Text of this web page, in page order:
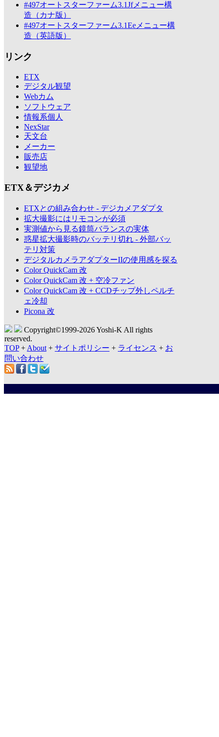
#497オートスターファーム3.1Jfメニュー構
造（カナ版）
#497オートスターファーム3.1Eeメニュー構
造（英語版）
リンク
ETX
デジタル観望
Webカム
ソフトウェア
情報系個人
NexStar
天文台
メーカー
販売店
観望地
ETX＆デジカメ
ETXとの組み合わせ - デジカメアダプタ
拡大撮影にはリモコンが必須
実測値から見る鏡筒バランスの実体
惑星拡大撮影時のバッテリ切れ - 外部バッ
テリ対策
デジタルカメラアダプターIIの使用感を探る
Color QuickCam 改
Color QuickCam 改 + 空冷ファン
Color QuickCam 改 + CCDチップ外しペルチ
ェ冷却
Picona 改
Copyright©1999-2026 Yoshi-K All rights
reserved.
TOP+ About + サイトポリシー + ライセンス + お
問い合わせ